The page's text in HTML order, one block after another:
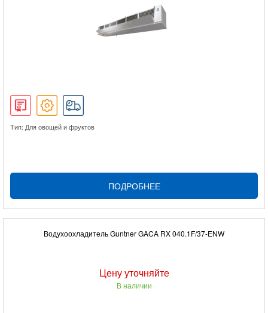
Тип: Для овощей и фруктов
ПОДРОБНЕЕ
Водухоохладитель Guntner GACA RX 040.1F/37-ENW
Цену уточняйте
В наличии